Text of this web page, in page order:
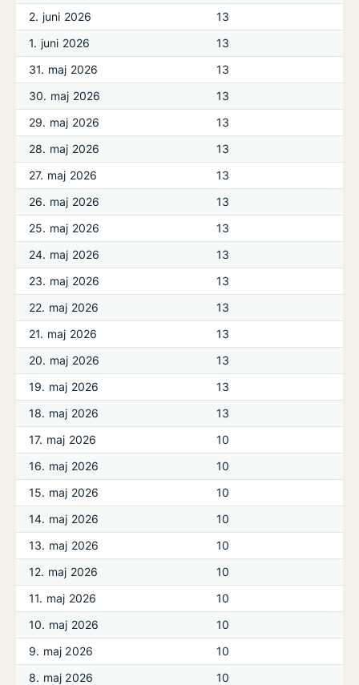
2. juni 2026
13
1. juni 2026
13
31. maj 2026
13
30. maj 2026
13
29. maj 2026
13
28. maj 2026
13
27. maj 2026
13
26. maj 2026
13
25. maj 2026
13
24. maj 2026
13
23. maj 2026
13
22. maj 2026
13
21. maj 2026
13
20. maj 2026
13
19. maj 2026
13
18. maj 2026
13
17. maj 2026
10
16. maj 2026
10
15. maj 2026
10
14. maj 2026
10
13. maj 2026
10
12. maj 2026
10
11. maj 2026
10
10. maj 2026
10
9. maj 2026
10
8. maj 2026
10